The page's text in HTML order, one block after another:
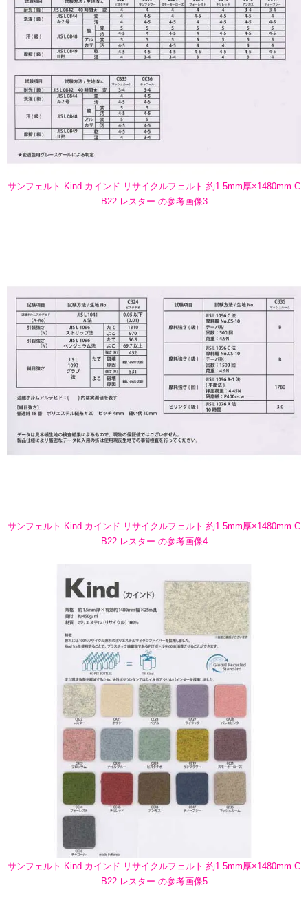
サンフェルト Kind カインド リサイクルフェルト 約1.5mm厚×1480mm C
B22 レスター の参考画像3
サンフェルト Kind カインド リサイクルフェルト 約1.5mm厚×1480mm C
B22 レスター の参考画像4
サンフェルト Kind カインド リサイクルフェルト 約1.5mm厚×1480mm C
B22 レスター の参考画像5